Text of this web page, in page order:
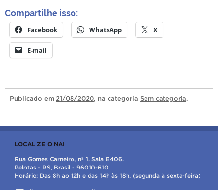
Compartilhe isso:
Facebook WhatsApp X
E-mail
Publicado em 21/08/2020, na categoria Sem categoria.
LOCALIZE O NAI
Rua Gomes Carneiro, nº 1. Sala B406.
Pelotas - RS, Brasil - 96010-610
Horário: Das 8h ao 12h e das 14h às 18h. (segunda à sexta-feira)